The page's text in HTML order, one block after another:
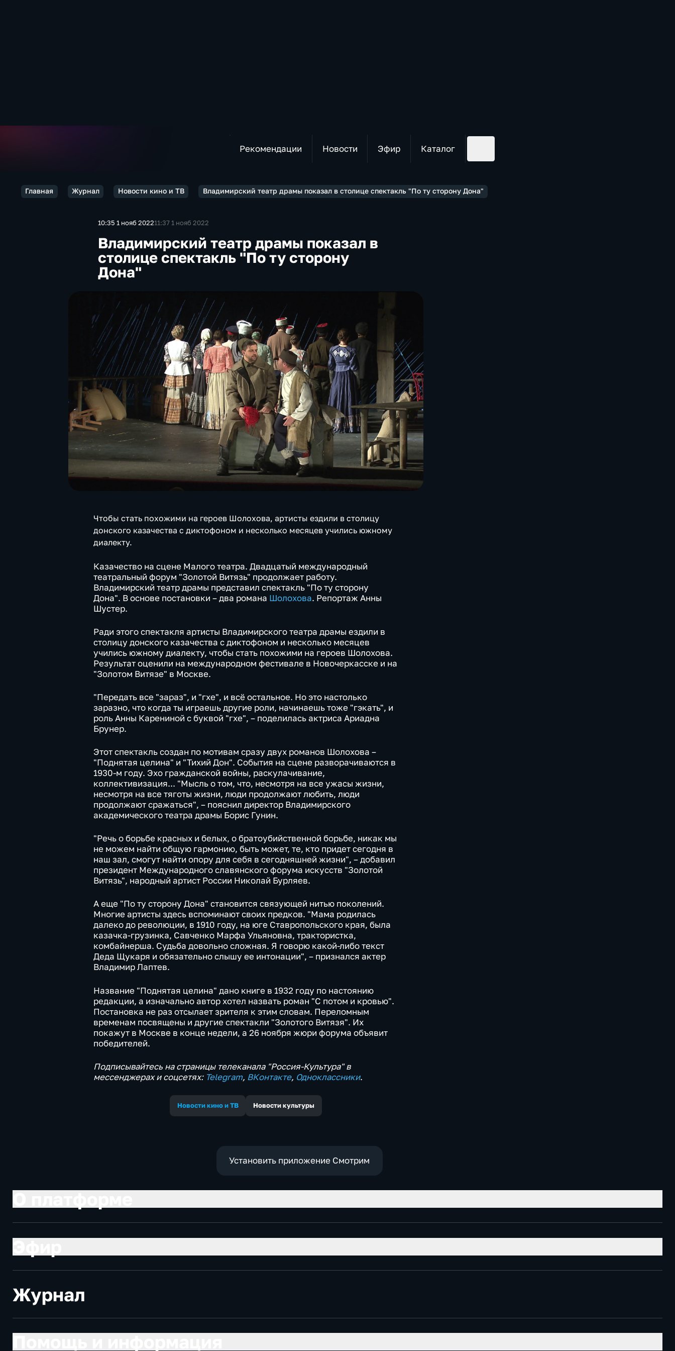
Рекомендации Новости Эфир Каталог
Главная Журнал Новости кино и ТВ Владимирский театр драмы показал в столице спектакль "По ту сторону Дона"
10:35 1 нояб 202211:37 1 нояб 2022
Владимирский театр драмы показал в
столице спектакль "По ту сторону
Дона"
Чтобы стать похожими на героев Шолохова, артисты ездили в столицу
донского казачества с диктофоном и несколько месяцев учились южному
диалекту.
Казачество на сцене Малого театра. Двадцатый международный
театральный форум "Золотой Витязь" продолжает работу.
Владимирский театр драмы представил спектакль "По ту сторону
Дона". В основе постановки – два романа Шолохова. Репортаж Анны
Шустер.
Ради этого спектакля артисты Владимирского театра драмы ездили в
столицу донского казачества с диктофоном и несколько месяцев
учились южному диалекту, чтобы стать похожими на героев Шолохова.
Результат оценили на международном фестивале в Новочеркасске и на
"Золотом Витязе" в Москве.
"Передать все "зараз", и "гхе", и всё остальное. Но это настолько
заразно, что когда ты играешь другие роли, начинаешь тоже "гэкать", и
роль Анны Карениной с буквой "гхе", – поделилась актриса Ариадна
Брунер.
Этот спектакль создан по мотивам сразу двух романов Шолохова –
"Поднятая целина" и "Тихий Дон". События на сцене разворачиваются в
1930-м году. Эхо гражданской войны, раскулачивание,
коллективизация... "Мысль о том, что, несмотря на все ужасы жизни,
несмотря на все тяготы жизни, люди продолжают любить, люди
продолжают сражаться", – пояснил директор Владимирского
академического театра драмы Борис Гунин.
"Речь о борьбе красных и белых, о братоубийственной борьбе, никак мы
не можем найти общую гармонию, быть может, те, кто придет сегодня в
наш зал, смогут найти опору для себя в сегодняшней жизни", – добавил
президент Международного славянского форума искусств "Золотой
Витязь", народный артист России Николай Бурляев.
А еще "По ту сторону Дона" становится связующей нитью поколений.
Многие артисты здесь вспоминают своих предков. "Мама родилась
далеко до революции, в 1910 году, на юге Ставропольского края, была
казачка-грузинка, Савченко Марфа Ульяновна, трактористка,
комбайнерша. Судьба довольно сложная. Я говорю какой-либо текст
Деда Щукаря и обязательно слышу ее интонации", – признался актер
Владимир Лаптев.
Название "Поднятая целина" дано книге в 1932 году по настоянию
редакции, а изначально автор хотел назвать роман "С потом и кровью".
Постановка не раз отсылает зрителя к этим словам. Переломным
временам посвящены и другие спектакли "Золотого Витязя". Их
покажут в Москве в конце недели, а 26 ноября жюри форума объявит
победителей.
Подписывайтесь на страницы телеканала "Россия-Культура" в
мессенджерах и соцсетях: Telegram, ВКонтакте, Одноклассники.
Новости кино и ТВ Новости культуры
Установить приложение Смотрим
Журнал